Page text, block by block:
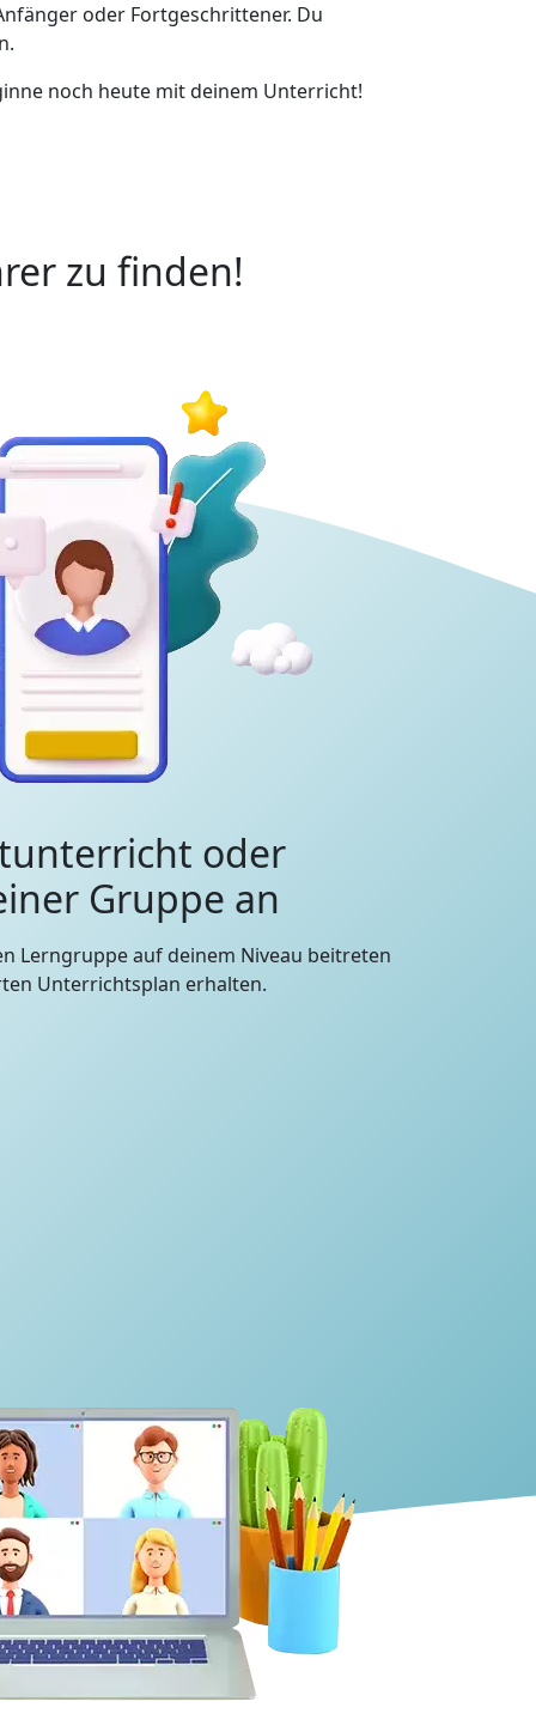
oder Fortgeschrittener. Du
noch heute mit deinem Unterricht!
zu finden!
oder
Gruppe an
Lerngruppe auf deinem Niveau beitreten
Unterrichtsplan erhalten.